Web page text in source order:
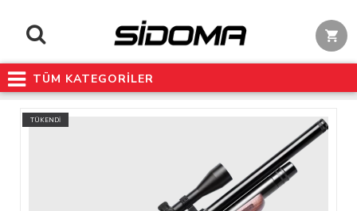
TÜM KATEGORİLER
TÜKENDİ